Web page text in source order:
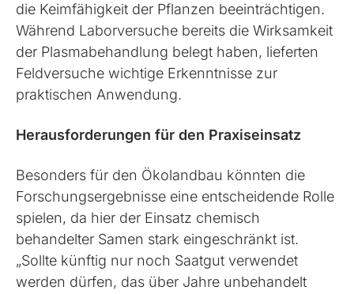
die Keimfähigkeit der Pflanzen beeinträchtigen.
Während Laborversuche bereits die Wirksamkeit
der Plasmabehandlung belegt haben, lieferten
Feldversuche wichtige Erkenntnisse zur
praktischen Anwendung.
Herausforderungen für den Praxiseinsatz
Besonders für den Ökolandbau könnten die
Forschungsergebnisse eine entscheidende Rolle
spielen, da hier der Einsatz chemisch
behandelter Samen stark eingeschränkt ist.
„Sollte künftig nur noch Saatgut verwendet
werden dürfen, das über Jahre unbehandelt